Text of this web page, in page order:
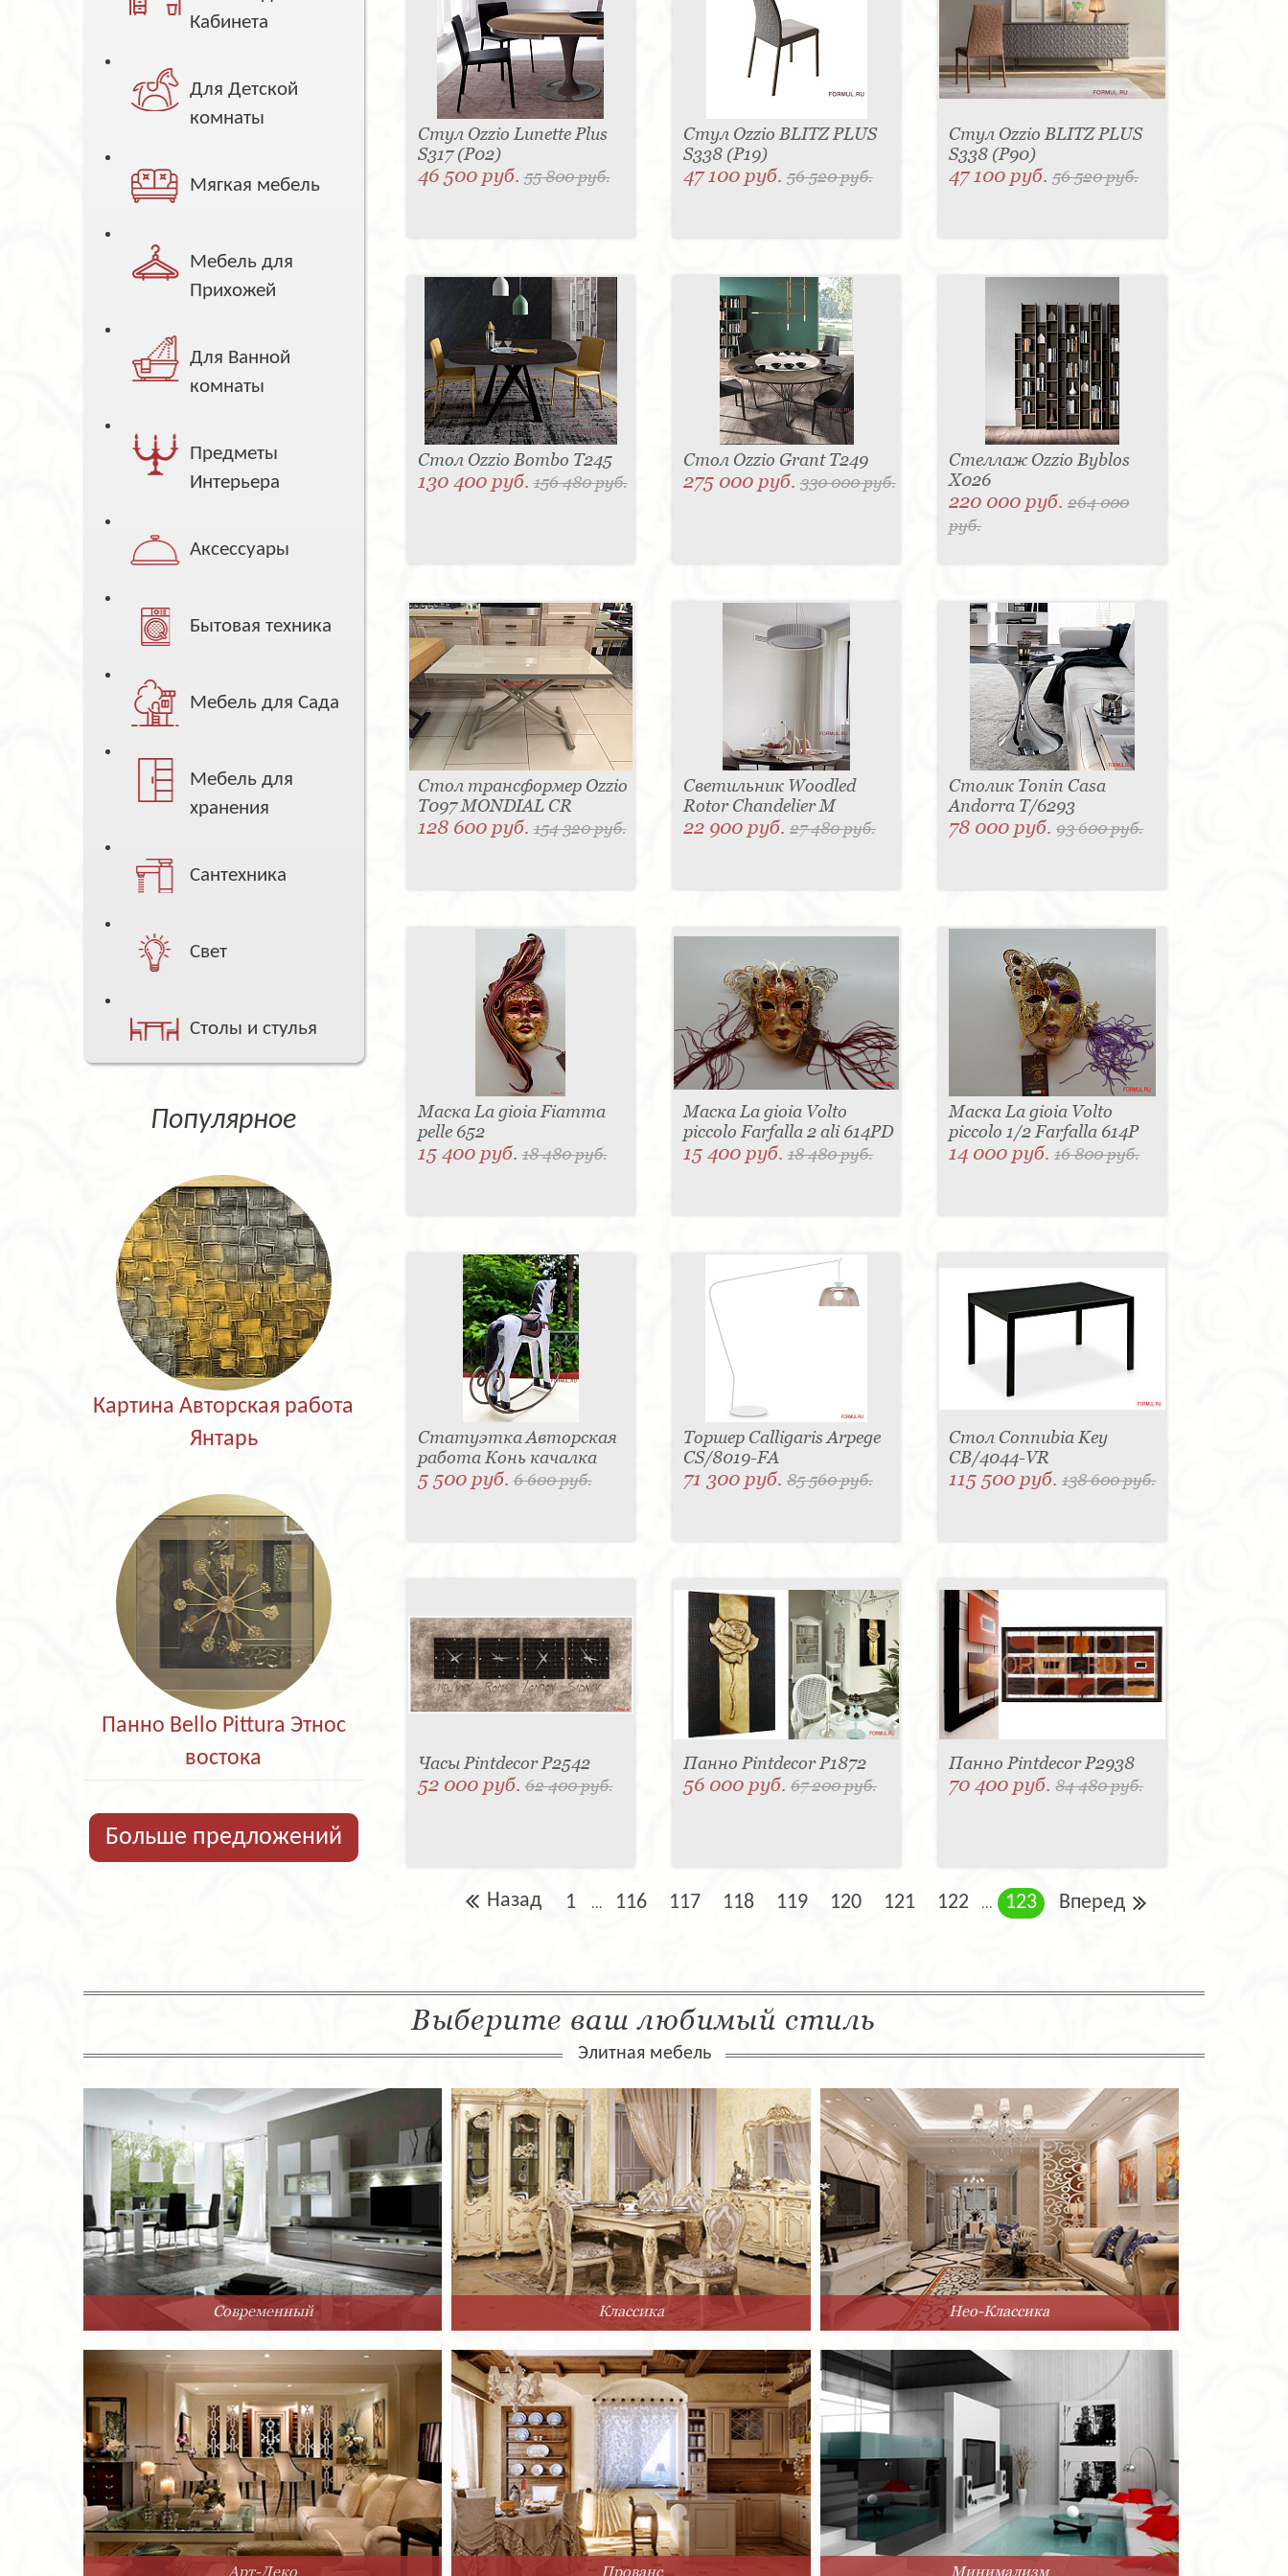
Кабинета
Для Детской
комнаты
Мягкая мебель
Мебель для
Прихожей
Для Ванной
комнаты
Предметы
Интерьера
Аксессуары
Бытовая техника
Мебель для Сада
Мебель для
хранения
Сантехника
Свет
Столы и стулья
Популярное
Картина Авторская работа
Янтарь
Панно Bello Pittura Этнос
востока
Больше предложений
Стул Ozzio Lunette Plus
S317 (P02)
46 500 руб.55 800 руб.
Стул Ozzio BLITZ PLUS
S338 (P19)
47 100 руб. 56 520 руб.
Стул Ozzio BLITZ PLUS
S338 (P90)
47 100 руб.56 520 руб.
Стол Ozzio Bombo T245
130 400 руб.156 480 руб.
Стол Ozzio Grant T249
275 000 руб. 330 000 руб.
Стеллаж Ozzio Byblos
X026
220 000 руб.264 000
руб.
Стол трансформер Ozzio
T097 MONDIAL CR
128 600 руб.154 320 руб.
Светильник Woodled
Rotor Chandelier M
22 900 руб. 27 480 руб.
Столик Tonin Casa
Andorra T/6293
78 000 руб.93 600 руб.
Маска La gioia Fiamma
pelle 652
15 400 руб.18 480 руб.
Маска La gioia Volto
piccolo Farfalla 2 ali 614PD
15 400 руб. 18 480 руб.
Маска La gioia Volto
piccolo 1/2 Farfalla 614P
14 000 руб.16 800 руб.
Статуэтка Авторская
работа Конь качалка
5 500 руб.6 600 руб.
Торшер Calligaris Arpege
CS/8019-FA
71 300 руб. 85 560 руб.
Стол Connubia Key
CB/4044-VR
115 500 руб.138 600 руб.
Часы Pintdecor P2542
52 000 руб.62 400 руб.
Панно Pintdecor P1872
56 000 руб. 67 200 руб.
Панно Pintdecor P2938
70 400 руб.84 480 руб.
Назад 1 ... 116 117 118 119 120 121 122 ... 123 Вперед
Выберите ваш любимый стиль
Элитная мебель
Современный Классика Нео-Классика
Арт-Деко Прованс Минимализм